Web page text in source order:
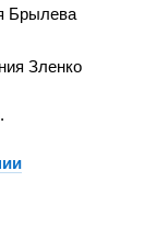
Брылева
Зленко